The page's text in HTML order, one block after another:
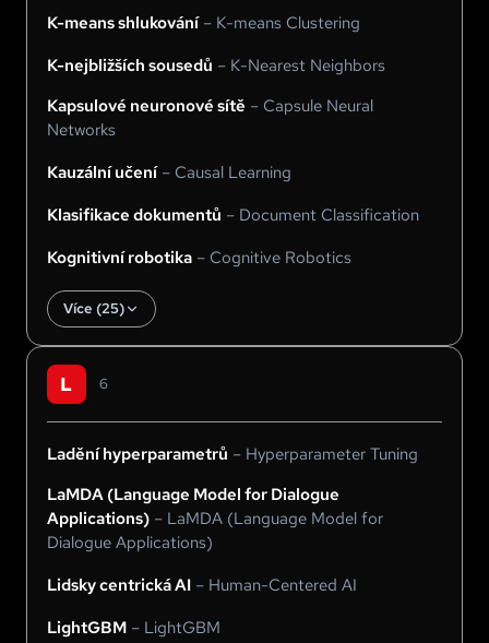
K-means shlukování– K-means Clustering
K-nejbližších sousedů – K-Nearest Neighbors
Kapsulové neuronové sítě – Capsule Neural
Networks
Kauzální učení– Causal Learning
Klasifikace dokumentů – Document Classification
Kognitivní robotika – Cognitive Robotics
Více (25)
L 6
Ladění hyperparametrů – Hyperparameter Tuning
LaMDA (Language Model for Dialogue
Applications) – LaMDA (Language Model for
Dialogue Applications)
Lidsky centrická AI – Human-Centered AI
LightGBM – LightGBM